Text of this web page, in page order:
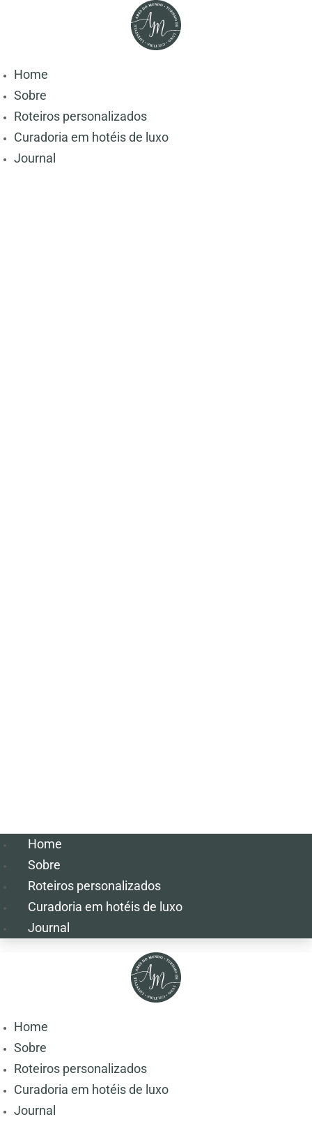
Home
Sobre
Roteiros personalizados
Curadoria em hotéis de luxo
Journal
Home
Sobre
Roteiros personalizados
Curadoria em hotéis de luxo
Journal
Home
Sobre
Roteiros personalizados
Curadoria em hotéis de luxo
Journal